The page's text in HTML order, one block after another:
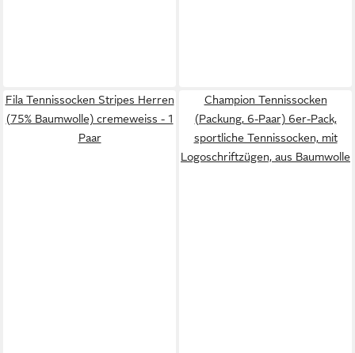
Fila Tennissocken Stripes Herren
(75% Baumwolle) cremeweiss - 1
Paar
Champion Tennissocken
(Packung, 6-Paar) 6er-Pack,
sportliche Tennissocken, mit
Logoschriftzügen, aus Baumwolle